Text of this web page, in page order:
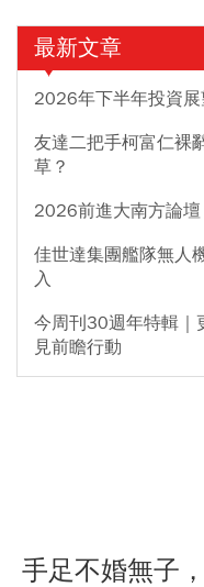
最新文章
2026年下半年投資
友達二把手柯富仁裸
草？
2026前進大南方論壇
佳世達集團艦隊無人
入
今周刊30週年特輯｜
見前瞻行動
手足不婚無子